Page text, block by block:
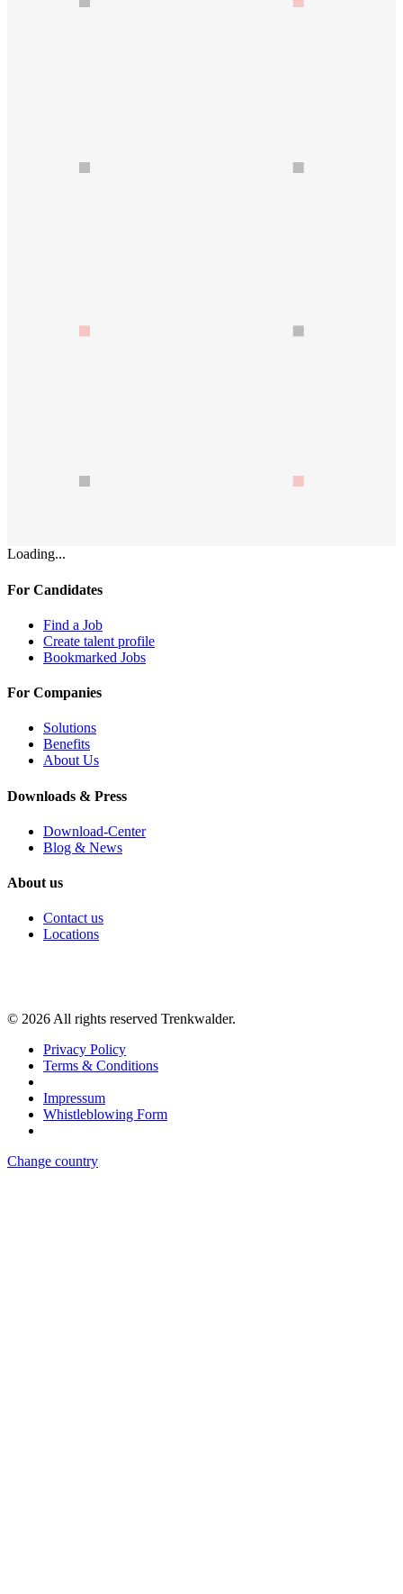
Loading...
For Candidates
Find a Job
Create talent profile
Bookmarked Jobs
For Companies
Solutions
Benefits
About Us
Downloads & Press
Download-Center
Blog & News
About us
Contact us
Locations
© 2026 All rights reserved Trenkwalder.
Privacy Policy
Terms & Conditions
Impressum
Whistleblowing Form
Change country